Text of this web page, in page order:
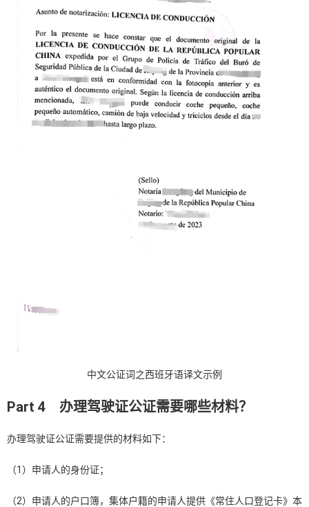
中文公证词之西班牙语译文示例
Part 4 办理驾驶证公证需要哪些材料？
办理驾驶证公证需要提供的材料如下：
（1）申请人的身份证；
（2）申请人的户口簿，集体户籍的申请人提供《常住人口登记卡》本